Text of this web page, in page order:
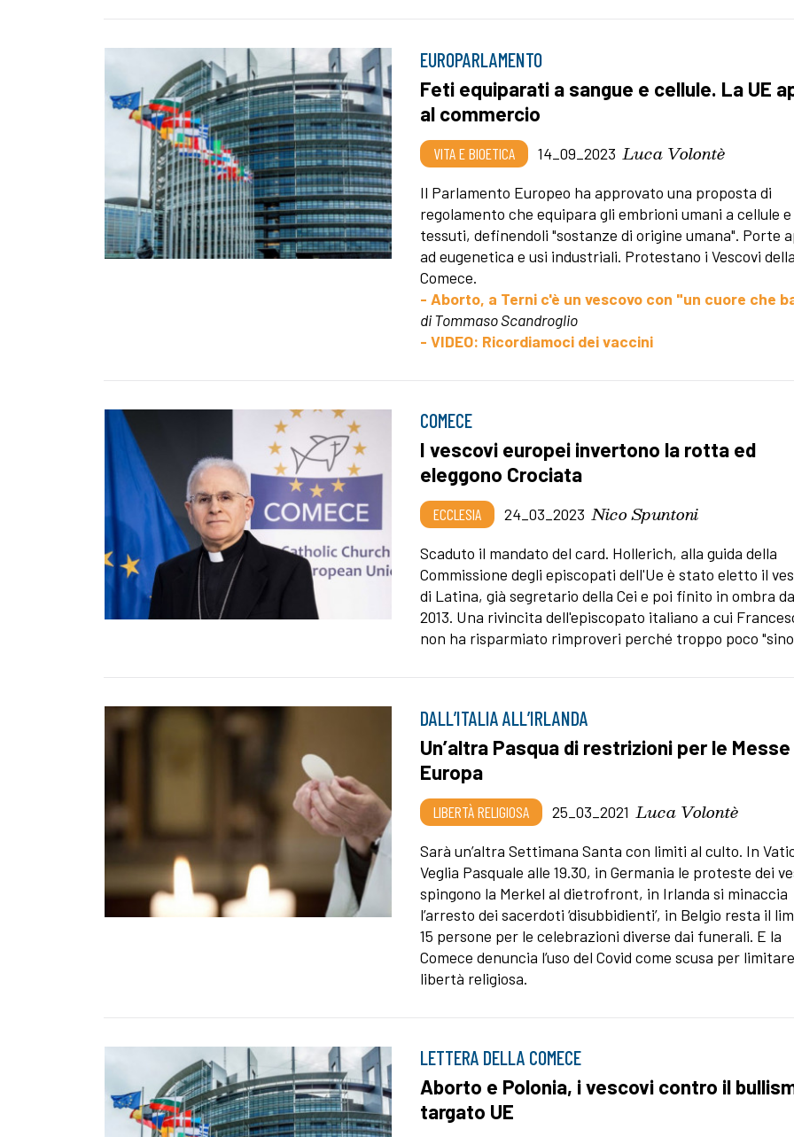
EUROPARLAMENTO
Feti equiparati a sangue e cellule. La UE
al commercio
VITA E BIOETICA 14_09_2023 Luca Volontè
Il Parlamento Europeo ha approvato una proposta di
regolamento che equipara gli embrioni umani a cellule e
tessuti, definendoli "sostanze di origine umana". Porte
ad eugenetica e usi industriali. Protestano i Vescovi della
Comece.
- Aborto, a Terni c'è un vescovo con "un cuore che
di Tommaso Scandroglio
- VIDEO: Ricordiamoci dei vaccini
COMECE
I vescovi europei invertono la rotta ed
eleggono Crociata
ECCLESIA 24_03_2023 Nico Spuntoni
Scaduto il mandato del card. Hollerich, alla guida della
Commissione degli episcopati dell'Ue è stato eletto il
di Latina, già segretario della Cei e poi finito in ombra
2013. Una rivincita dell'episcopato italiano a cui
non ha risparmiato rimproveri perché troppo poco
DALL’ITALIA ALL’IRLANDA
Un’altra Pasqua di restrizioni per le Messe
Europa
LIBERTÀ RELIGIOSA 25_03_2021 Luca Volontè
Sarà un’altra Settimana Santa con limiti al culto. In
Veglia Pasquale alle 19.30, in Germania le proteste dei
spingono la Merkel al dietrofront, in Irlanda si minaccia
l’arresto dei sacerdoti ‘disubbidienti’, in Belgio resta il
15 persone per le celebrazioni diverse dai funerali. E la
Comece denuncia l’uso del Covid come scusa per
libertà religiosa.
LETTERA DELLA COMECE
Aborto e Polonia, i vescovi contro il
targato UE